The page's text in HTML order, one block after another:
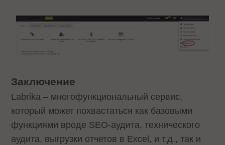
Заключение
Labrika – многофункциональный сервис,
который может похвастаться как базовыми
функциями вроде SEO-аудита, технического
аудита, выгрузки отчетов в Excel, и т.д., так и